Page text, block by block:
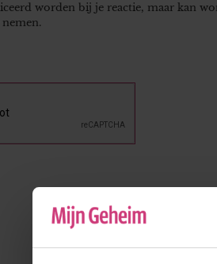
worden bij je reactie, maar kan